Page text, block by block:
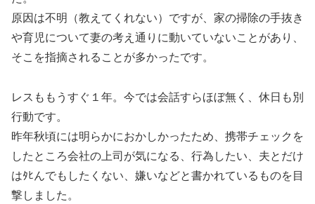
原因は不明（教えてくれない）ですが、家の掃除の手抜き
や育児について妻の考え通りに動いていないことがあり、
そこを指摘されることが多かったです。
レスももうすぐ１年。今では会話すらほぼ無く、休日も別
行動です。
昨年秋頃には明らかにおかしかったため、携帯チェックを
したところ会社の上司が気になる、行為したい、夫とだけ
はﾀﾋんでもしたくない、嫌いなどと書かれているものを目
撃しました。